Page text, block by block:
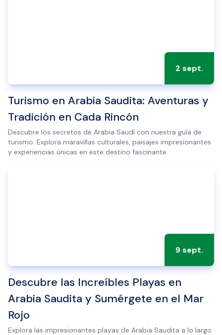
2 sept.
Turismo en Arabia Saudita: Aventuras y
Tradición en Cada Rincón
Descubre los secretos de Arabia Saudí con nuestra guía de
turismo. Explora maravillas culturales, paisajes impresionantes
y experiencias únicas en este destino fascinante.
9 sept.
Descubre las Increíbles Playas en
Arabia Saudita y Sumérgete en el Mar
Rojo
Explora las impresionantes playas de Arabia Saudita a lo largo